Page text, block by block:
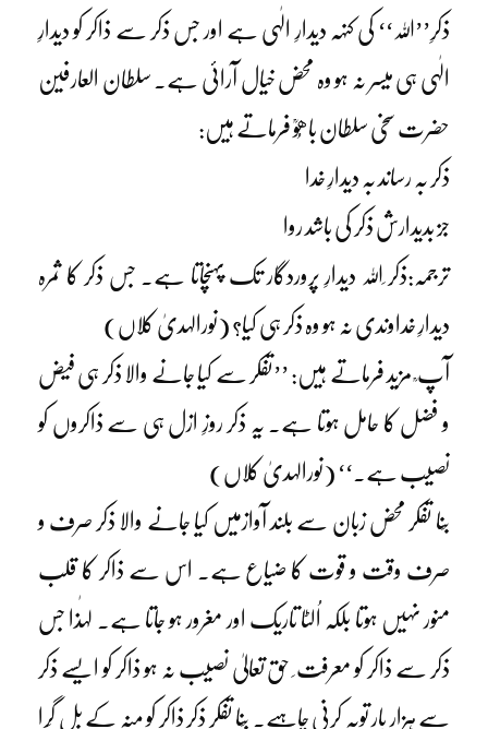
ذکرِ’’اللہ‘‘ کی کنہہ دیدارِ الٰہی ہے اور جس ذکر سے ذاکر کو دیدارِ
الٰہی ہی میسر نہ ہو وہ محض خیال آرائی ہے۔ سلطان العارفین
حضرت سخی سلطان باھُوؒ فرماتے ہیں:
ذکر بہ رساند بہ دیدارِ خدا
جز بدیدارش ذکر کی باشد روا
ترجمہ:ذکر ِاللہ دیدارِ پروردگار تک پہنچاتا ہے۔ جس ذکر کا ثمرہ
دیدارِ خداوندی نہ ہو وہ ذکر ہی کیا؟ (نورالہدیٰ کلاں)
آپ ؒ مزید فرماتے ہیں: ’’تفکر سے کیا جانے والا ذکر ہی فیض
و فضل کا حامل ہوتا ہے۔ یہ ذکر روزِ ازل ہی سے ذاکروں کو
نصیب ہے۔‘‘ (نورالہدیٰ کلاں)
بِنا تفکر محض زبان سے بلند آوازمیں کیا جانے والا ذکر صرف و
صرف وقت و قوت کا ضیاع ہے۔ اس سے ذاکر کا قلب
منور نہیں ہوتا بلکہ اُلٹا تاریک اور مغرور ہو جاتا ہے۔ لہٰذا جس
ذکر سے ذاکر کو معرفت ِ حق تعالیٰ نصیب نہ ہو ذاکر کو ایسے ذکر
سے ہزار بار توبہ کرنی چاہیے۔ بِنا تفکر ذکر ذاکر کو منہ کے بل گِرا